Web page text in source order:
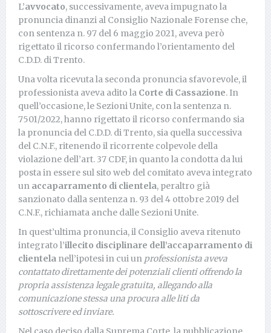
L’avvocato, successivamente, aveva impugnato la
pronuncia dinanzi al Consiglio Nazionale Forense che,
con sentenza n. 97 del 6 maggio 2021, aveva però
rigettato il ricorso confermando l’orientamento del
C.D.D. di Trento.
Una volta ricevuta la seconda pronuncia sfavorevole, il
professionista aveva adito la Corte di Cassazione. In
quell’occasione, le Sezioni Unite, con la sentenza n.
7501/2022, hanno rigettato il ricorso confermando sia
la pronuncia del C.D.D. di Trento, sia quella successiva
del C.N.F., ritenendo il ricorrente colpevole della
violazione dell’art. 37 CDF, in quanto la condotta da lui
posta in essere sul sito web del comitato aveva integrato
un accaparramento di clientela, peraltro già
sanzionato dalla sentenza n. 93 del 4 ottobre 2019 del
C.N.F., richiamata anche dalle Sezioni Unite.
In quest’ultima pronuncia, il Consiglio aveva ritenuto
integrato l’illecito disciplinare dell’accaparramento di
clientela nell’ipotesi in cui un professionista aveva
contattato direttamente dei potenziali clienti offrendo la
propria assistenza legale gratuita, allegando alla
comunicazione stessa una procura alle liti da
sottoscrivere ed inviare.